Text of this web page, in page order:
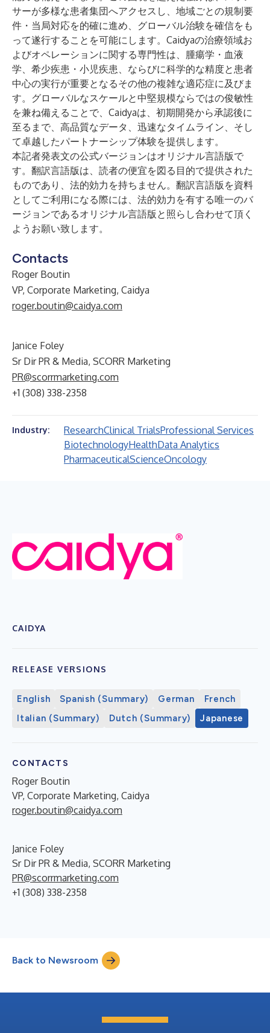
サーが多様な患者集団へアクセスし、地域ごとの規制要
件・当局対応を的確に進め、グローバル治験を確信をも
って遂行することを可能にします。Caidyaの治療領域お
よびオペレーションに関する専門性は、腫瘍学・血液
学、希少疾患・小児疾患、ならびに科学的な精度と患者
中心の実行が重要となるその他の複雑な適応症に及びま
す。グローバルなスケールと中堅規模ならではの俊敏性
を兼ね備えることで、Caidyaは、初期開発から承認後に
至るまで、高品質なデータ、迅速なタイムライン、そし
て卓越したパートナーシップ体験を提供します。
本記者発表文の公式バージョンはオリジナル言語版で
す。翻訳言語版は、読者の便宜を図る目的で提供された
ものであり、法的効力を持ちません。翻訳言語版を資料
としてご利用になる際には、法的効力を有する唯一のバ
ージョンであるオリジナル言語版と照らし合わせて頂く
ようお願い致します。
Contacts
Roger Boutin
VP, Corporate Marketing, Caidya
roger.boutin@caidya.com
Janice Foley
Sr Dir PR & Media, SCORR Marketing
PR@scorrmarketing.com
+1 (308) 338-2358
Industry: ResearchClinical TrialsProfessional Services
BiotechnologyHealthData Analytics
PharmaceuticalScienceOncology
CAIDYA
RELEASE VERSIONS
English Spanish (Summary) German
French
Italian (Summary)
Dutch (Summary) Japanese
CONTACTS
Roger Boutin
VP, Corporate Marketing, Caidya
roger.boutin@caidya.com
Janice Foley
Sr Dir PR & Media, SCORR Marketing
PR@scorrmarketing.com
+1 (308) 338-2358
Back to Newsroom